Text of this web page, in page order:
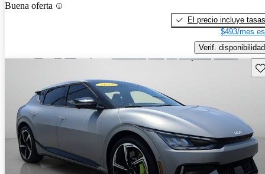
Buena oferta
El precio incluye tasas
$493/mes
Verif. disponibilidad